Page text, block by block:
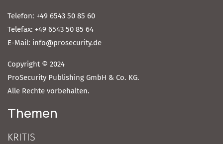
Telefon: +49 6543 50 85 60
Telefax: +49 6543 50 85 64
E-Mail: info@prosecurity.de
Copyright © 2024
ProSecurity Publishing GmbH & Co. KG.
Alle Rechte vorbehalten.
Themen
KRITIS